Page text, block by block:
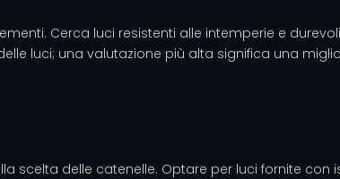
Cerca luci resistenti alle intemperie e
luci; una valutazione più alta significa una
scelta delle catenelle. Optare per luci fornite con